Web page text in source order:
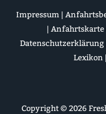
Impressum|
| Anfahrtskarte
Datenschutzerklärung
Lexikon|
Copyright © 2026